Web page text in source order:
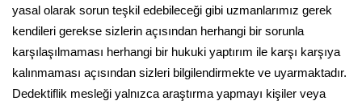
yasal olarak sorun teşkil edebileceği gibi uzmanlarımız gerek
kendileri gerekse sizlerin açısından herhangi bir sorunla
karşılaşılmaması herhangi bir hukuki yaptırım ile karşı karşıya
kalınmaması açısından sizleri bilgilendirmekte ve uyarmaktadır.
Dedektiflik mesleği yalnızca araştırma yapmayı kişiler veya